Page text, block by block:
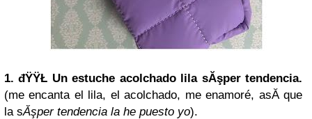
1. đŸŸŁ Un estuche acolchado lila sĂşper tendencia.
(me encanta el lila, el acolchado, me enamoré, asĂ­ que
la sĂşper tendencia la he puesto yo).